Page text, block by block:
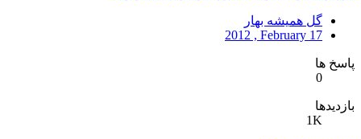
گل همیشه بهار
2012 , February 17
پاسخ ها
0
بازدیدها
1K